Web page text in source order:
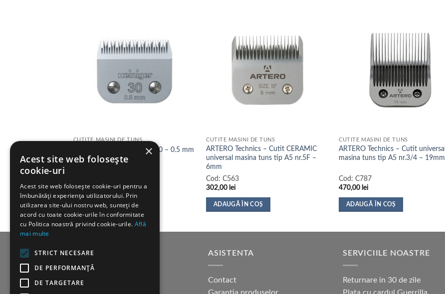
CUTITE MASINI DE TUNS
Cutit HEINIGER Tip A5 nr.30 – 0.5 mm
266,00lei
ADAUGĂ ÎN COȘ
CUTITE MASINI DE TUNS
ARTERO Technics – Cutit CERAMIC
universal masina tuns tip A5 nr.5F –
6mm
Cod:C563
302,00 lei
ADAUGĂ ÎN COȘ
CUTITE MASINI DE TUNS
ARTERO Technics – Cutit universal
masina tuns tip A5 nr.3/4 – 19mm
Cod:C787
470,00 lei
ADAUGĂ ÎN COȘ
pentru
X-Tron, Faster
SUPORT CLIENTI
Cum cumpar?
ASISTENTA
Contact
SERVICIILE NOASTRE
Returnare in 30 de zile
×
Acest site web folosește
cookie-uri
Acest site web folosește cookie-uri pentru a
îmbunătăți experiența utilizatorului. Prin
utilizarea site-ului nostru web, sunteți de
acord cu toate cookie-urile în conformitate
cu Politica noastră privind cookie-urile. Află
mai multe
STRICT NECESARE
DE PERFORMANȚĂ
DE TARGETARE